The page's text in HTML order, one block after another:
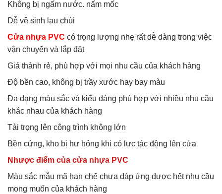
Không bị ngấm nước. nấm mốc
Dễ vệ sinh lau chùi
Cửa nhựa PVC có trọng lượng nhẹ rất dễ dàng trong việc
vận chuyển và lắp đặt
Giá thành rẻ, phù hợp với mọi nhu cầu của khách hàng
Độ bền cao, không bị trầy xước hay bay màu
Đa dạng màu sắc và kiểu dáng phù hợp với nhiều nhu cầu
khác nhau của khách hàng
Tải trọng lên công trình không lớn
Bền cứng, kho bị hư hỏng khi có lực tác động lên cửa
Nhược điểm của cửa nhựa PVC
Màu sắc mẫu mã hạn chế chưa đáp ứng được hết nhu cầu
mong muốn của khách hàng